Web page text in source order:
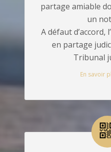
partage amiable
un
A défaut d’accord,
en partage
Tribunal
En savoir